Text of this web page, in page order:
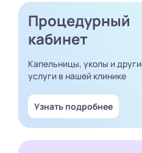
Процедурный
кабинет
Капельницы, уколы и
услуги в нашей клинике
Узнать подробнее